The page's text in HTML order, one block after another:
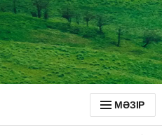
МӘЗІР